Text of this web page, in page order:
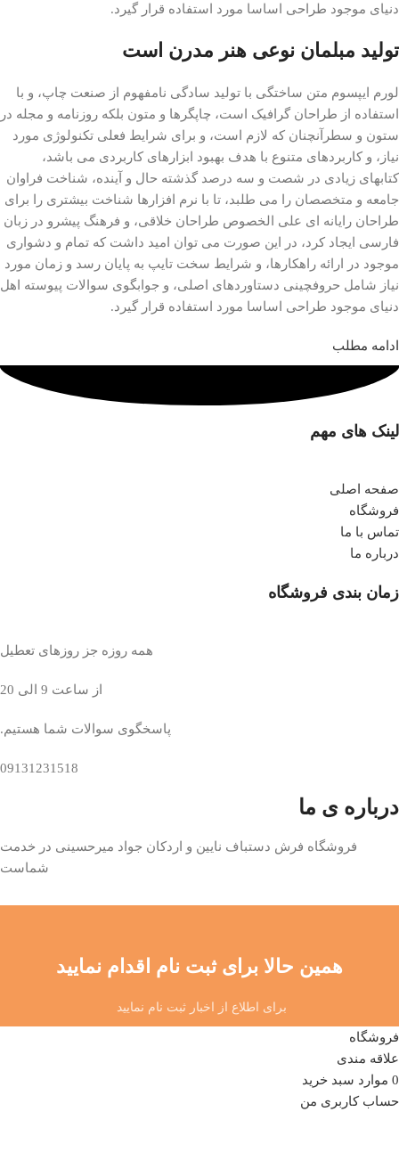
دنیای موجود طراحی اساسا مورد استفاده قرار گیرد.
تولید مبلمان نوعی هنر مدرن است
لورم ایپسوم متن ساختگی با تولید سادگی نامفهوم از صنعت چاپ، و با
استفاده از طراحان گرافیک است، چاپگرها و متون بلکه روزنامه و مجله در
ستون و سطرآنچنان که لازم است، و برای شرایط فعلی تکنولوژی مورد
نیاز، و کاربردهای متنوع با هدف بهبود ابزارهای کاربردی می باشد،
کتابهای زیادی در شصت و سه درصد گذشته حال و آینده، شناخت فراوان
جامعه و متخصصان را می طلبد، تا با نرم افزارها شناخت بیشتری را برای
طراحان رایانه ای علی الخصوص طراحان خلاقی، و فرهنگ پیشرو در زبان
فارسی ایجاد کرد، در این صورت می توان امید داشت که تمام و دشواری
موجود در ارائه راهکارها، و شرایط سخت تایپ به پایان رسد و زمان مورد
نیاز شامل حروفچینی دستاوردهای اصلی، و جوابگوی سوالات پیوسته اهل
دنیای موجود طراحی اساسا مورد استفاده قرار گیرد.
ادامه مطلب
لینک های مهم
صفحه اصلی
فروشگاه
تماس با ما
درباره ما
زمان بندی فروشگاه
همه روزه جز روزهای تعطیل
از ساعت 9 الی 20
پاسخگوی سوالات شما هستیم.
09131231518
درباره ی ما
فروشگاه فرش دستباف نایین و اردکان جواد میرحسینی در خدمت
شماست
همین حالا برای ثبت نام اقدام نمایید
برای اطلاع از اخبار ثبت نام نمایید
فروشگاه
علاقه مندی
0 موارد سبد خرید
حساب کاربری من